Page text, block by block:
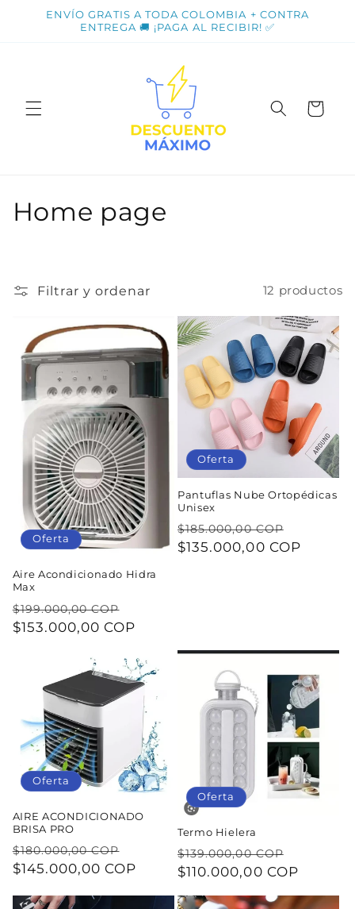
directamente
al contenido
ENVÍO GRATIS A TODA COLOMBIA + CONTRA
ENTREGA 🚚 ¡PAGA AL RECIBIR! ✅
Carrito
C
e
c
c
ó
n
Home page
Filtrar y ordenar 12 productos
Oferta
Aire Acondicionado Hidra
Max
Precio
habitual
$199.000,00 COP
de
$153.000,00 COP
Oferta
Pantuflas Nube Ortopédicas
Unisex
Precio
habitual
$185.000,00 COP
de
$135.000,00 COP
Oferta
AIRE ACONDICIONADO
BRISA PRO
Precio
habitual
$180.000,00 COP
de
$145.000,00 COP
Oferta
Termo Hielera
Precio
habitual
$139.000,00 COP
de
$110.000,00 COP